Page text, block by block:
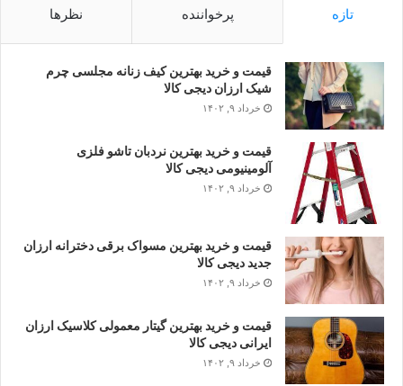
تازه پرخواننده نظرها
قیمت و خرید بهترین کیف زنانه مجلسی چرم
شیک ارزان دیجی کالا
خرداد ۹, ۱۴۰۲
قیمت و خرید بهترین نردبان تاشو فلزی
آلومینیومی دیجی کالا
خرداد ۹, ۱۴۰۲
قیمت و خرید بهترین مسواک برقی دخترانه ارزان
جدید دیجی کالا
خرداد ۹, ۱۴۰۲
قیمت و خرید بهترین گیتار معمولی کلاسیک ارزان
ایرانی دیجی کالا
خرداد ۹, ۱۴۰۲